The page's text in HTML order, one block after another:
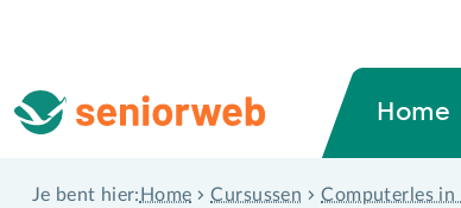
Home
Je bent hier: Home Cursussen Computerles